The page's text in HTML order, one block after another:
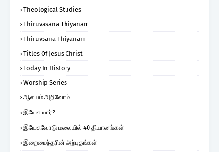
Theological Studies
Thiruvasana Thiyanam
Thiruvsana Thiyanam
Titles Of Jesus Christ
Today In History
Worship Series
ஆலயம் அறிவோம்
இயேசு யார்?
இயேசுவோடு மலையில் 40 தியானங்கள்
இறைமைந்தரின் அற்புதங்கள்